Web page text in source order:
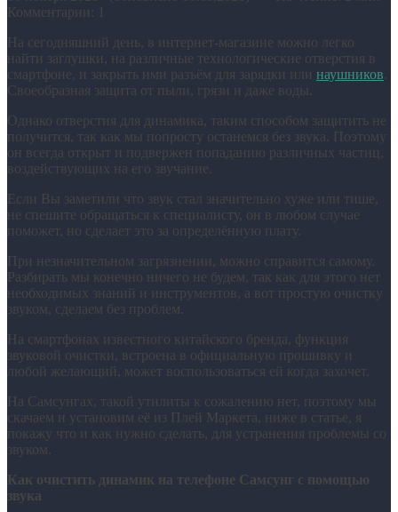
Комментарии: 1
На сегодняшний день, в интернет-магазине можно легко
найти заглушки, на различные технологические отверстия в
смартфоне, и закрыть ими разъём для зарядки или наушников
Своеобразная защита от пыли, грязи и даже воды.
Однако отверстия для динамика, таким способом защитить не
получится, так как мы попросту останемся без звука. Поэтому
он всегда открыт и подвержен попаданию различных частиц,
воздействующих на его звучание.
Если Вы заметили что звук стал значительно хуже или тише,
не спешите обращаться к специалисту, он в любом случае
поможет, но сделает это за определённую плату.
При незначительном загрязнении, можно справится самому.
Разбирать мы конечно ничего не будем, так как для этого нет
необходимых знаний и инструментов, а вот простую очистку
звуком, сделаем без проблем.
На смартфонах известного китайского бренда, функция
звуковой очистки, встроена в официальную прошивку и
любой желающий, может воспользоваться ей когда захочет.
На Самсунгах, такой утилиты к сожалению нет, поэтому мы
скачаем и установим её из Плей Маркета, ниже в статье, я
покажу что и как нужно сделать, для устранения проблемы со
звуком.
Как очистить динамик на телефоне Самсунг с помощью
звука